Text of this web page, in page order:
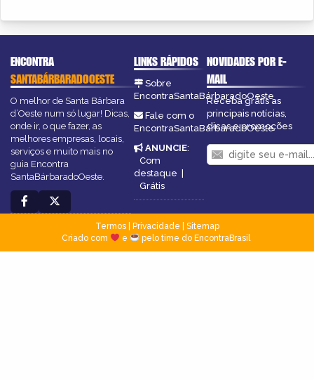
ENCONTRA
SANTABÁRBARADOOESTE
O melhor de Santa Bárbara
d’Oeste num só lugar! Dicas,
onde ir, o que fazer, as
melhores empresas, locais,
serviços e muito mais no
guia Encontra
SantaBárbaradoOeste.
LINKS RÁPIDOS
Sobre
EncontraSantaBárbaradoOeste
Fale com o
EncontraSantaBárbaradoOeste
ANUNCIE:
Com
destaque |
Grátis
NOVIDADES POR E-
MAIL
Receba grátis as
principais notícias,
dicas e promoções
Termos| Privacidade
Sitemap
Criado com
e pelo time do EncontraBrasil